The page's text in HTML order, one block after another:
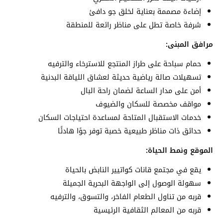
إضاءة مصممة بعناية لخلق جو دافئ
شرفة خاصة تطل على مناظر رائعة للمنطقة
مرافق المبنى:
حمام سباحة على طراز المنتجع للاسترخاء والترفيه
تسهيلات صالة رياضية حديثة لعشاق اللياقة البدنية
أمن على مدار الساعة لضمان راحة البال
مواقف مخصصة للسكان والضيوف
خدمات الاستقبال المتاحة لمساعدة احتياجات السكان
حدائق ذات مناظر طبيعية خصبة توفر جوًا هادئًا
الموقع ونمط الحياة:
يقع في مجتمع قانات كواتيير النابض بالحياة
سهولة الوصول إلى الواجهة البحرية الجميلة
قربه من تناول الطعام الفاخر، والتسوق، والترفيه
قربه من المعالم الثقافية الرئيسية